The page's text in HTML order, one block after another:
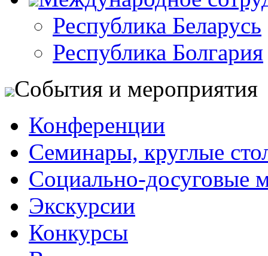
Республика Беларусь
Республика Болгария
События и мероприятия
Конференции
Семинары, круглые
Социально-досуговые
Экскурсии
Конкурсы